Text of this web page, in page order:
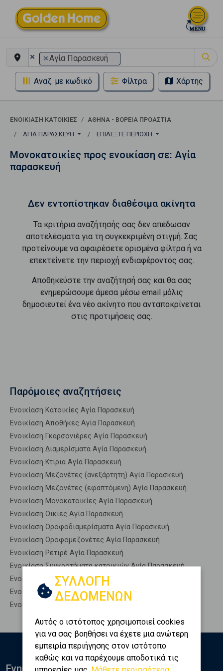
× ×Αγία Παρασκευή
Αναζ. με κωδικό Φίλτρα Χάρτης
ΕΝΟΙΚΊΑΣΗ ΚΑΤΟΙΚΊΕΣ
ΑΘΉΝΑ - ΒΌΡΕΙΑ ΠΡΟΆΣΤΙΑ
ΑΓΊΑ ΠΑΡΑΣΚΕΥΉ
ΕΠΙΛΈΞΤΕ ΠΕΡΙΟΧΉ
Μονοκατοικίες προς ενοικίαση σε: Αγία
παρασκευή
Δεν εντοπίστηκαν διαθέσιμα ακίνητα
Τα κριτήρια αναζήτησής σας δεν απέδωσαν
αποτελέσματα για τη συγκεκριμένη στιγμή. Σας
προτείνουμε να αφαιρέσετε ορισμένα φίλτρα ή να
επεκτείνετε την περιοχή ενδιαφέροντός σας.
Αποθηκεύστε την αναζήτησή σας και θα σας
ενημερώσουμε άμεσα μέσω email μόλις
δημοσιευτεί ένα νέο ακίνητο που ανταποκρίνεται
στις προτιμήσεις σας.
Παρόμοιες αναζητήσεις
Ενοικίαση Κατοικίες Αγία Παρασκευή
Ενοικίαση Αποθήκες Αγία Παρασκευή
Ενοικίαση Γκαρσονιέρες Αγία Παρασκευή
Ενοικίαση Διαμερίσματα Αγία Παρασκευή
Ενοικίαση Κτίρια Αγία Παρασκευή
Ενοικίαση Μεζονέτες (ανεξάρτητη) Αγία Παρασκευή
Ενοικίαση Μεζονέτες (εφαπτόμενη) Αγία Παρασκευή
Ενοικίαση Μονοκατοικίες Αγία Παρασκευή
Ενοικίαση Οικίες Αγία Παρασκευή
Ενοικίαση Οροφοδιαμερίσματα Αγία Παρασκευή
Ενοικίαση Οροφομεζονέτες Αγία Παρασκευή
Ενοικίαση Ρετιρέ Αγία Παρασκευή
Ενοικίαση Συγκροτήματα κατοικιών Αγία Παρασκευή
Ενοικίαση Υπόγεια Αγία Παρασκευή
Ενοικίαση Υπόσκαφα Αγία Παρασκευή
Ενοικίαση Υπολ. υψουν Αγία Παρασκευή
ΣΥΛΛΟΓΗ
ΔΕΔΟΜΕΝΩΝ
Αυτός ο ιστότοπος χρησιμοποιεί cookies
για να σας βοηθήσει να έχετε μια ανώτερη
εμπειρία περιήγησης στον ιστότοπο
καθώς και να παρέχουμε αποδοτικά τις
Ενημερωθείτε